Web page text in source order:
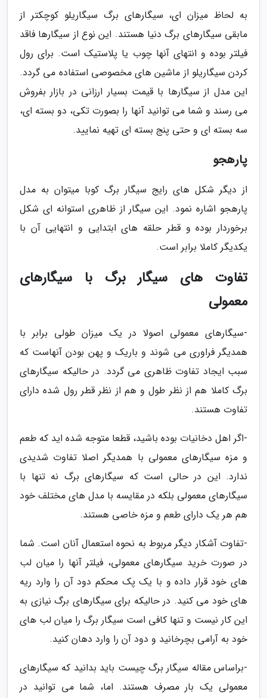
به لحاظ میزان ای، سیگارهای برگ سیگاریلو کوچکتر از
مابقی سیگارهای برگ دنیا هستند. این نوع از سیگارها فاقد
فیلتر بوده و انتهای آنها چوب یا پلاستیک است. برای رول
کردن سیگاریلو از ماشین های مخصوصی استفاده می گردد.
این مدل از سیگارها با قیمت بسیار ارزانی در بازار بفروش
می رسند و شما می توانید آنها را بصورت تکی، دو بسته ای،
سه بسته ای و حتی پنج بسته ای تهیه نمایید.
پارهجو
از دیگر شکل های رایج سیگار برگ کوبا میتوان به مدل
پارهجو اشاره نمود. این سیگار از ظاهری استوانه ای شکل
برخوردار بوده و قطر حلقه های ابتدایی و انتهایی آن با
یکدیگر کاملا برابر است.
تفاوت های سیگار برگ با سیگارهای
معمولی
-سیگارهای معمولی اصولا در یک میزان طولی برابر با
همدیگر فراوری می شوند و باریک و پهن بودن آنهاست که
سبب ایجاد تفاوت ظاهری می گردد. در حالیکه سیگارهای
برگ کاملا هم از نظر طول و هم از نظر قطر رول شده دارای
تفاوت هستند.
-اگر اهل دخانیات بوده باشید، قطعا متوجه شده اید که طعم
و مزه سیگارهای معمولی با همدیگر اصلا تفاوت شدیدی
ندارد. این در حالی است که سیگارهای برگ نه تنها با
سیگارهای معمولی بلکه در مقایسه با مدل های مختلف خود
هم هر یک دارای طعم و مزه خاصی هستند.
-تفاوت آشکار دیگر مربوط به نحوه استعمال آنان است. شما
در صورت خرید سیگارهای معمولی، فیلتر آنها را میان لب
های خود قرار داده و با یک پک محکم دود آن را وارد ریه
های خود می کنید. در حالیکه برای سیگارهای برگ نیازی به
این کار نیست و تنها کافی است سیگار برگ را میان لب های
خود به آرامی بچرخانید و دود آن را وارد دهان کنید.
-براساس مقاله سیگار برگ چیست باید بدانید که سیگارهای
معمولی یک بار مصرف هستند. اما، شما می توانید در